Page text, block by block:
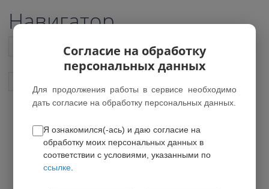
Навигатор
Список всех программ
Я среди других
*Нет действующих групп
5.00 из 5
Согласие на обработку
персональных данных
Для продолжения работы в сервисе необходимо
дать согласие на обработку персональных данных.
Я ознакомился(-ась) и даю согласие на
обработку моих персональных данных в
соответствии с условиями, указанными по
ссылке